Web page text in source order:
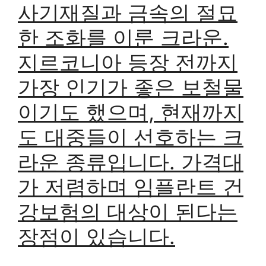
사기재질과 금속의 절묘
한 조화를 이룬 크라운.
지르코니아 등장 전까지
가장 인기가 좋은 보철물
이기도 했으며, 현재까지
도 대중들이 선호하는 크
라운 종류입니다. 가격대
가 저렴하며 임플란트 건
강보험의 대상이 된다는
장점이 있습니다.